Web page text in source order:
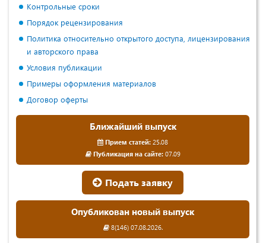
Контрольные сроки
Порядок рецензирования
Политика относительно открытого доступа, лицензирования
и авторского права
Условия публикации
Примеры оформления материалов
Договор оферты
Ближайший выпуск
Прием статей: 25.08
Публикация на сайте:07.09
Подать заявку
Опубликован новый выпуск
8(146) 07.08.2026.